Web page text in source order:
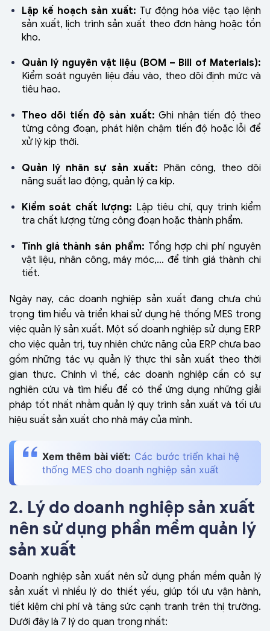
Lập kế hoạch sản xuất: Tự động hóa việc tạo lệnh
sản xuất, lịch trình sản xuất theo đơn hàng hoặc tồn
kho.
Quản lý nguyên vật liệu (BOM – Bill of Materials):
Kiểm soát nguyên liệu đầu vào, theo dõi định mức và
tiêu hao.
Theo dõi tiến độ sản xuất: Ghi nhận tiến độ theo
từng công đoạn, phát hiện chậm tiến độ hoặc lỗi để
xử lý kịp thời.
Quản lý nhân sự sản xuất: Phân công, theo dõi
năng suất lao động, quản lý ca kíp.
Kiểm soát chất lượng: Lập tiêu chí, quy trình kiểm
tra chất lượng từng công đoạn hoặc thành phẩm.
Tính giá thành sản phẩm: Tổng hợp chi phí nguyên
vật liệu, nhân công, máy móc,… để tính giá thành chi
tiết.
Ngày nay, các doanh nghiệp sản xuất đang chưa chú
trọng tìm hiểu và triển khai sử dụng hệ thống MES trong
việc quản lý sản xuất. Một số doanh nghiệp sử dụng ERP
cho việc quản trị, tuy nhiên chức năng của ERP chưa bao
gồm những tác vụ quản lý thực thi sản xuất theo thời
gian thực. Chính vì thế, các doanh nghiệp cần có sự
nghiên cứu và tìm hiểu để có thể ứng dụng những giải
pháp tốt nhất nhằm quản lý quy trình sản xuất và tối ưu
hiệu suất sản xuất cho nhà máy của mình.
Xem thêm bài viết: Các bước triển khai hệ
thống MES cho doanh nghiệp sản xuất
2. Lý do doanh nghiệp sản xuất
nên sử dụng phần mềm quản lý
sản xuất
Doanh nghiệp sản xuất nên sử dụng phần mềm quản lý
sản xuất vì nhiều lý do thiết yếu, giúp tối ưu vận hành,
tiết kiệm chi phí và tăng sức cạnh tranh trên thị trường.
Dưới đây là 7 lý do quan trọng nhất: